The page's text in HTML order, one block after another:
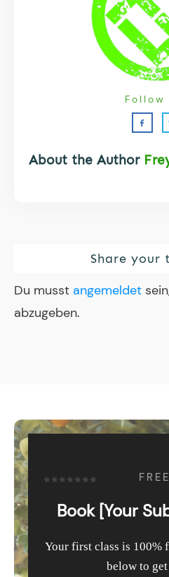
About the Author
Follow
Share your
Du musst angemeldet
abzugeben.
Book [Your
Your first class is 100%
below to